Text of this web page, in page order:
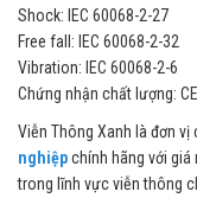
Shock: IEC 60068-2-27
Free fall: IEC 60068-2-32
Vibration: IEC 60068-2-6
Chứng nhận chất lượng:
Viễn Thông Xanh là đơn
nghiệpchính hãng với giá
trong lĩnh vực viễn thông